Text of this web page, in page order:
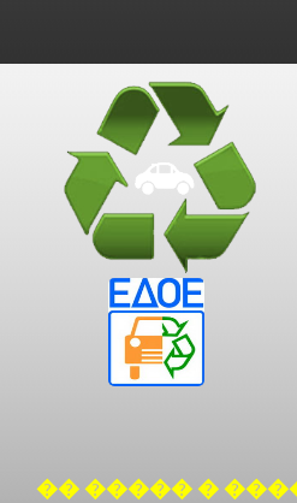
�� ����� �